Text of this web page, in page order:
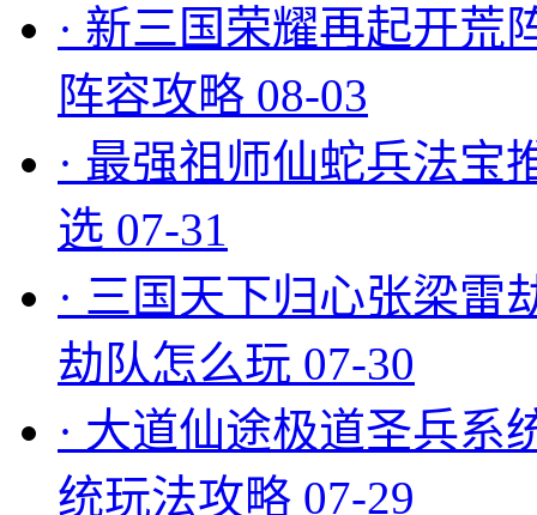
· 新三国荣耀再起开荒
阵容攻略 08-03
· 最强祖师仙蛇兵法宝
选 07-31
· 三国天下归心张梁雷
劫队怎么玩 07-30
· 大道仙途极道圣兵系
统玩法攻略 07-29